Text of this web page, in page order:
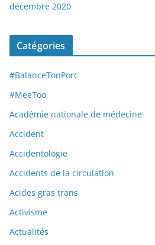
décembre 2020
Catégories
#BalanceTonPorc
#MeeToo
Académie nationale de médecine
Accident
Accidentologie
Accidents de la circulation
Acides gras trans
Activisme
Actualités